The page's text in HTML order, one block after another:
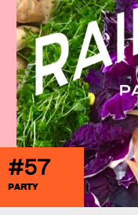
#57
PARTY